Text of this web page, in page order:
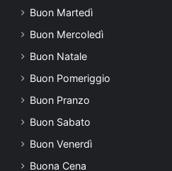
Buon Martedì
Buon Mercoledì
Buon Natale
Buon Pomeriggio
Buon Pranzo
Buon Sabato
Buon Venerdì
Buona Cena